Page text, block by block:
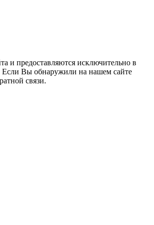
и предоставляются исключительно в
Если Вы обнаружили на нашем сайте
связи.